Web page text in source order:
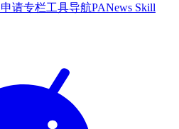
申请专栏工具导航PANews Skill